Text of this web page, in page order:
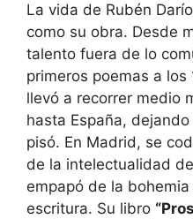
La vida de Rubén
como su obra. Desde
talento fuera de lo
primeros poemas a los
llevó a recorrer medio
hasta España,
pisó. En Madrid, se
de la intelectualidad
empapó de la
escritura. Su libro